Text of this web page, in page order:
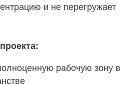
и не перегружает
рабочую зону в